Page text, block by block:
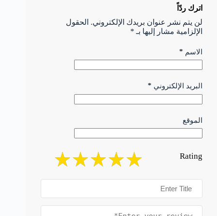
اترك ردّاً
لن يتم نشر عنوان بريدك الإلكتروني. الحقول
الإلزامية مشار إليها بـ *
الاسم *
البريد الإلكتروني *
الموقع
Rating